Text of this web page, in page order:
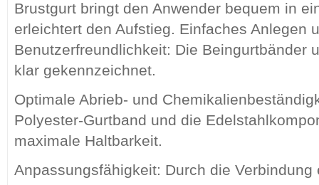
Brustgurt bringt den Anwender bequem in
erleichtert den Aufstieg. Einfaches Anlegen
Benutzerfreundlichkeit: Die Beingurtbänder
klar gekennzeichnet.
Optimale Abrieb- und
Polyester-Gurtband und die
maximale Haltbarkeit.
Anpassungsfähigkeit: Durch die